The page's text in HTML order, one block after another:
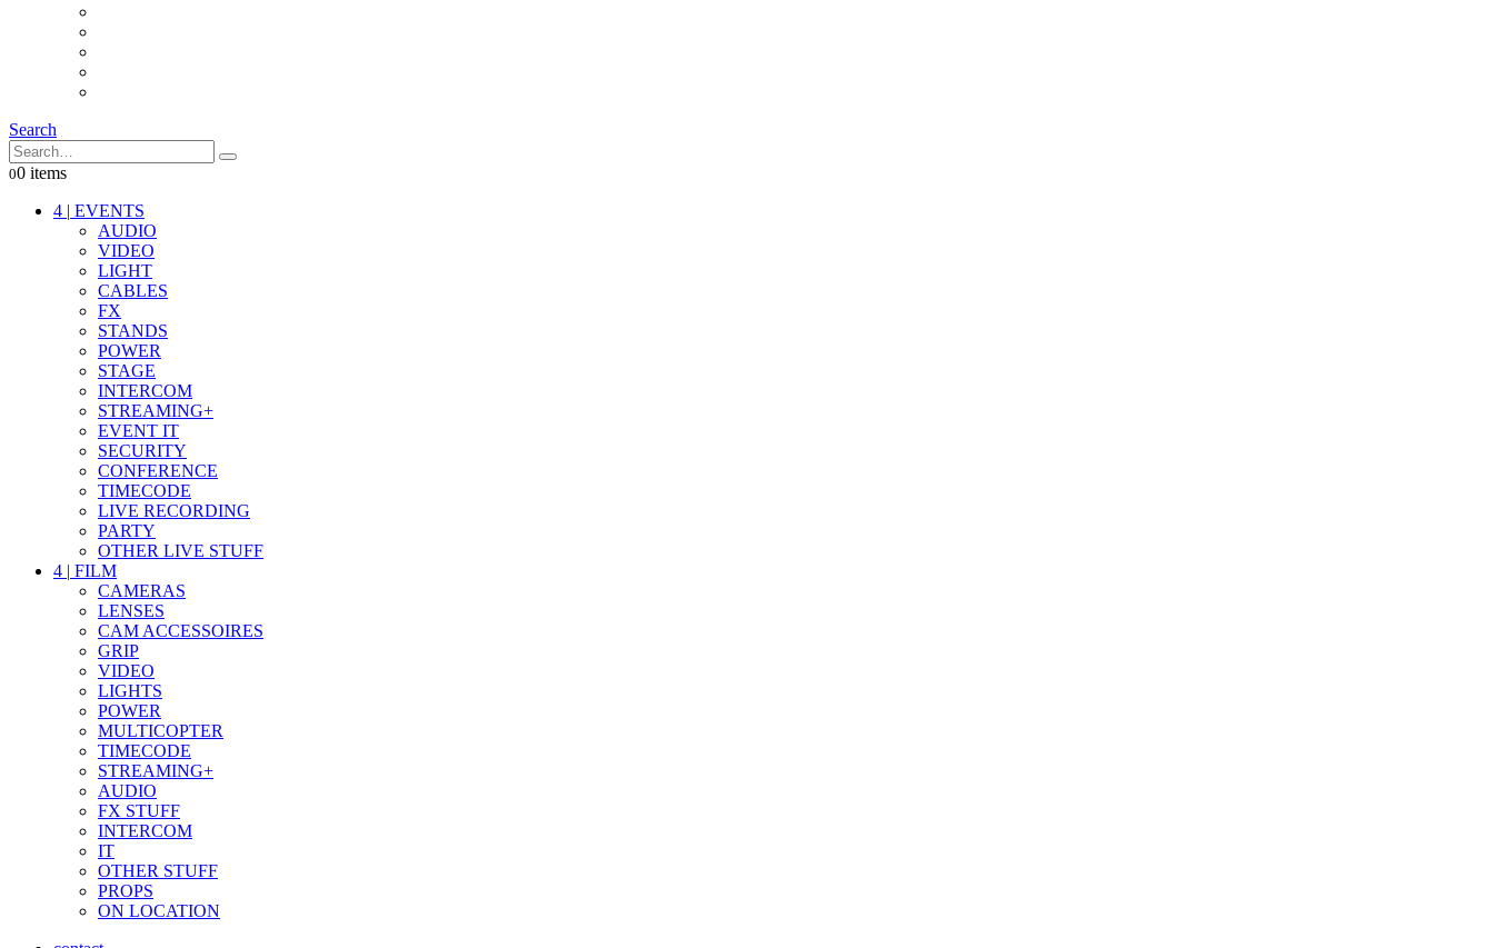
Search
00 items
4 | EVENTS
AUDIO
VIDEO
LIGHT
CABLES
FX
STANDS
POWER
STAGE
INTERCOM
STREAMING+
EVENT IT
SECURITY
CONFERENCE
TIMECODE
LIVE RECORDING
PARTY
OTHER LIVE STUFF
4 | FILM
CAMERAS
LENSES
CAM ACCESSOIRES
GRIP
VIDEO
LIGHTS
POWER
MULTICOPTER
TIMECODE
STREAMING+
AUDIO
FX STUFF
INTERCOM
IT
OTHER STUFF
PROPS
ON LOCATION